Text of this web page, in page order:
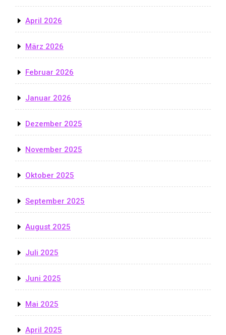
April 2026
März 2026
Februar 2026
Januar 2026
Dezember 2025
November 2025
Oktober 2025
September 2025
August 2025
Juli 2025
Juni 2025
Mai 2025
April 2025